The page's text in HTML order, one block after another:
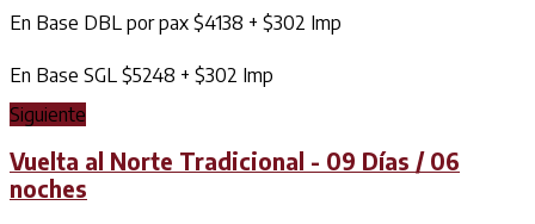
En Base DBL por pax $4138 + $302 Imp
En Base SGL $5248 + $302 Imp
Siguiente
Vuelta al Norte Tradicional - 09 Días / 06
noches